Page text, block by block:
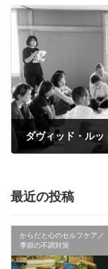
ダヴィッド・ル
最近の投稿
からだと心のセルフケア／
季節の不調対策